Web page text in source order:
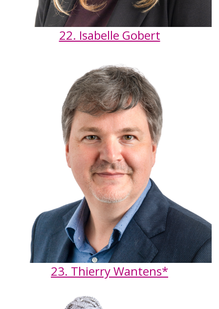
22. Isabelle Gobert
23. Thierry Wantens*